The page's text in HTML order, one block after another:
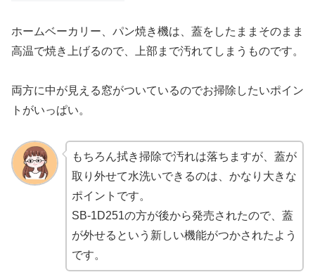
ホームベーカリー、パン焼き機は、蓋をしたままそのまま
高温で焼き上げるので、上部まで汚れてしまうものです。
両方に中が見える窓がついているのでお掃除したいポイン
トがいっぱい。
もちろん拭き掃除で汚れは落ちますが、蓋が
取り外せて水洗いできるのは、かなり大きな
ポイントです。
SB-1D251の方が後から発売されたので、蓋
が外せるという新しい機能がつかされたよう
です。